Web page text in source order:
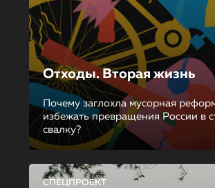
Отходы. Вторая жизнь
Почему заглохла мусорная
избежать превращения России в
свалку?
СПЕЦПРОЕКТ